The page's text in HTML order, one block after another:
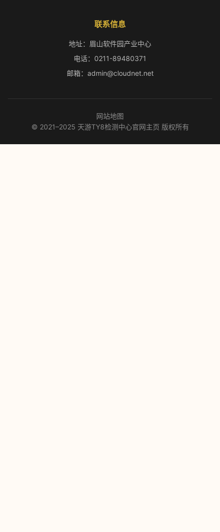
联系信息
地址：眉山软件园产业中心
电话：0211-89480371
邮箱：admin@cloudnet.net
网站地图
© 2021–2025 天游TY8检测中心官网主页 版权所有